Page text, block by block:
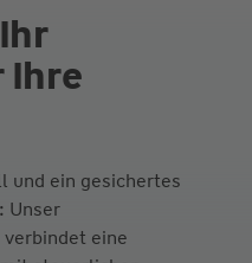
Ihre
und ein gesichertes
Unser
eine